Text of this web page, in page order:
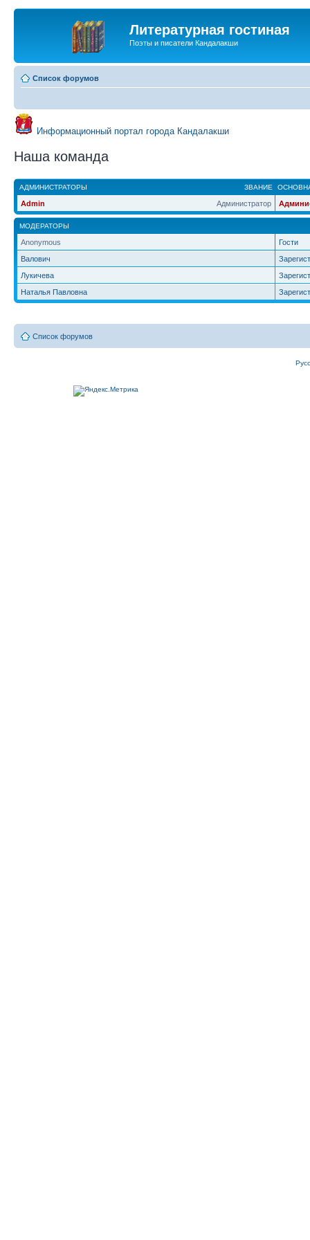
Литературная гостиная
Поэты и писатели Кандалакши
Список форумов
Информационный портал города Кандалакши
Наша команда
ЗВАНИЕ
АДМИНИСТРАТОРЫ
Администратор
Admin
МОДЕРАТОРЫ
Anonymous
Гости
Валович
Лукичева
Наталья Павловна
Список форумов